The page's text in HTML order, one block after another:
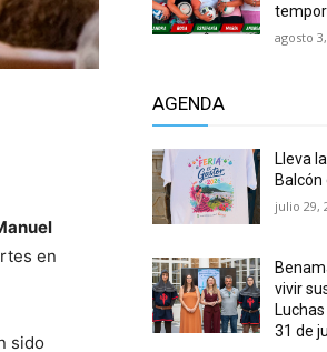
en
sido
agosto
AGENDA
Lleva
Balcón
julio 29,
vivir
31 de